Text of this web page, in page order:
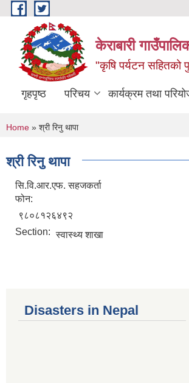
Skip to main content
केराबारी
"कृषि पर्यटन सहितको
गृहपृष्ठ परिचय कार्यक्रम तथा
You are here
Home » श्री रिनु थापा
श्री रिनु थापा
सि.वि.आर.एफ. सहजकर्ता
फोन:
९८०८१२६४९२
Section: स्वास्थ्य शाखा
Disasters in Nepal